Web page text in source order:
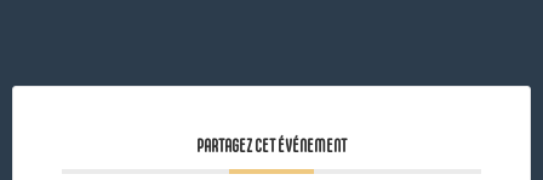
PARTAGEZ CET ÉVÉNEMENT